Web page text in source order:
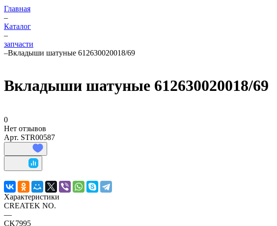
Главная
–
Каталог
–
запчасти
–Вкладыши шатуные 612630020018/69
Вкладыши шатуные 612630020018/69
0
Нет отзывов
Арт. STR00587
Характеристики
CREATEK NO.
—
CK7995